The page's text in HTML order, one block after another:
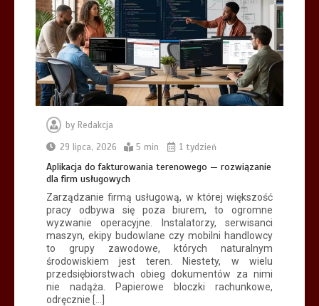
Markiza tarasowa czy stałe
zadaszenie z poliwęglanu? Co lepiej
sprawdzi się na działce w Wyszkowie?
6 min
Architektoniczny surowiec, kamienny
rysunek i nowoczesna trwałość gresu
5 min
by Redakcja
29 lipca, 2026
5 min 1 tydzień
Aplikacja do fakturowania terenowego — rozwiązanie
dla firm usługowych
Zarządzanie firmą usługową, w której większość
pracy odbywa się poza biurem, to ogromne
wyzwanie operacyjne. Instalatorzy, serwisanci
maszyn, ekipy budowlane czy mobilni handlowcy
to grupy zawodowe, których naturalnym
środowiskiem jest teren. Niestety, w wielu
przedsiębiorstwach obieg dokumentów za nimi
nie nadąża. Papierowe bloczki rachunkowe,
odręcznie […]